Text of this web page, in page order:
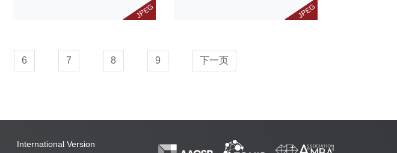
JPEG JPEG
6 7 8 9 下一页
International Version